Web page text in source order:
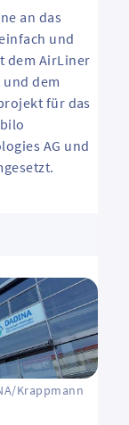
an das
und
dem AirLiner
dem
für das
AG und
Krappmann